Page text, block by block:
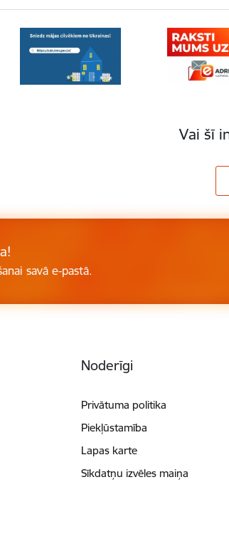
Vai šī
savā e-pastā.
Noderīgi
Privātuma politika
Piekļūstamība
Lapas karte
Sīkdatņu izvēles maiņa